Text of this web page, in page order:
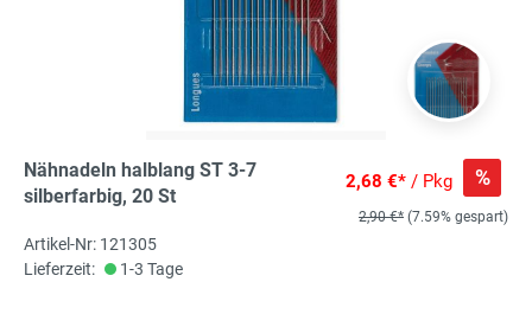
Nähnadeln halblang ST 3-7
silberfarbig, 20 St
2,68 €* / Pkg %
2,90 €* (7.59% gespart)
Artikel-Nr: 121305
Lieferzeit:
1-3 Tage